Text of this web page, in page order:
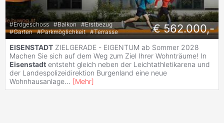
#Erdgeschoss #Balkon #Erstbezug
#Garten #Parkmöglichkeit #Terrasse € 562.000,-
EISENSTADT ZIELGERADE - EIGENTUM ab Sommer 2028
Machen Sie sich auf dem Weg zum Ziel Ihrer Wohnträume! In
Eisenstadt entsteht gleich neben der Leichtathletikarena und
der Landespolizeidirektion Burgenland eine neue
Wohnhausanlage... [Mehr]